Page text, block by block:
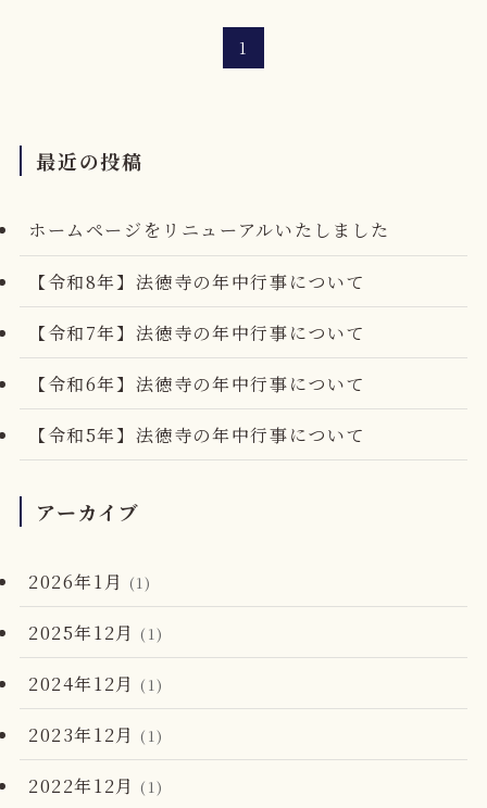
1
最近の投稿
ホームページをリニューアルいたしました
【令和8年】法徳寺の年中行事について
【令和7年】法徳寺の年中行事について
【令和6年】法徳寺の年中行事について
【令和5年】法徳寺の年中行事について
アーカイブ
2026年1月 (1)
2025年12月 (1)
2024年12月 (1)
2023年12月 (1)
2022年12月 (1)